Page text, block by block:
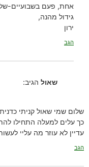
אחת, פעם בשבועיים-
גידול מהנה,
ירון
הגב
שאול הגיב:
שלום שמי שאול קניתי
כך עלים למעלה התחילו
עדיין לא עוזר מה עליי
הגב